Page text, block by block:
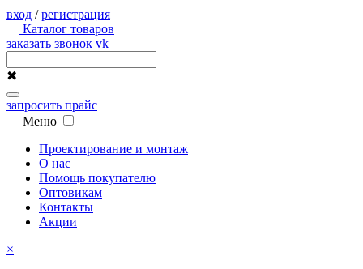
вход /регистрация
Каталог товаров
заказать звонок vk
✖
запросить прайс
Меню
Проектирование и монтаж
О нас
Помощь покупателю
Оптовикам
Контакты
Акции
×